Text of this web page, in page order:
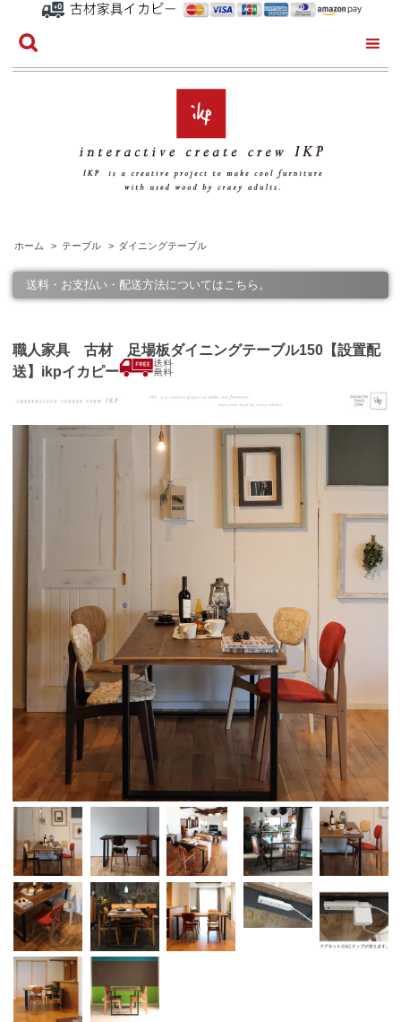
ホーム > テーブル > ダイニングテーブル
送料・お支払い・配送方法についてはこちら。
職人家具 古材 足場板ダイニングテーブル150【設置配
送】ikpイカピー